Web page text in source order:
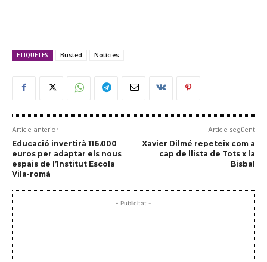
ETIQUETES Busted Notícies
Article anterior
Educació invertirà 116.000
euros per adaptar els nous
espais de l’Institut Escola
Vila-romà
Article següent
Xavier Dilmé repeteix com a
cap de llista de Tots x la
Bisbal
- Publicitat -